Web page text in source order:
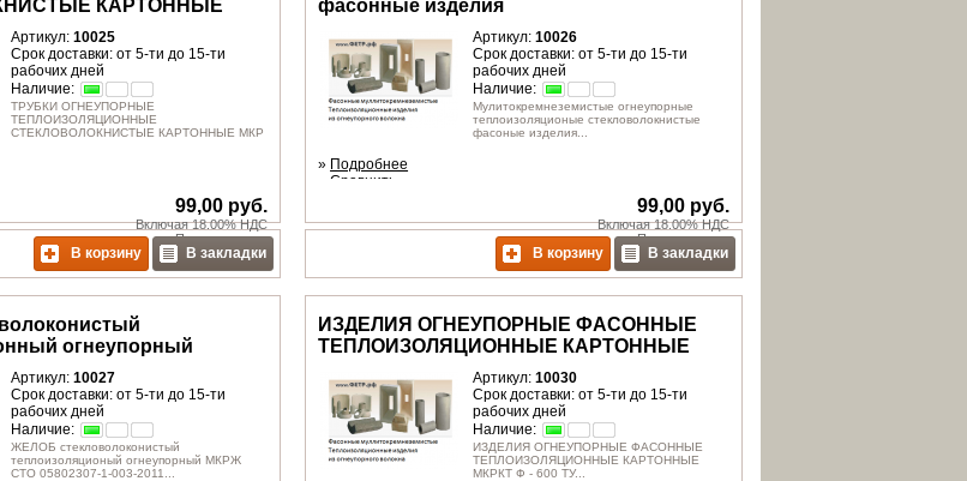
КАРТОННЫЕ
Артикул: 10025
Срок доставки: от 5-ти до 15-ти
рабочих дней
Наличие:
ТРУБКИ ОГНЕУПОРНЫЕ
ТЕПЛОИЗОЛЯЦИОННЫЕ
СТЕКЛОВОЛОКНИСТЫЕ КАРТОННЫЕ МКР
99,00 руб.
Включая 18.00% НДС
Плюсдоставка
В корзину В закладки
фасонные изделия
Артикул:10026
Срок доставки: от 5-ти до 15-ти
рабочих дней
Наличие:
Мулитокремнеземистые огнеупорные
теплоизоляционые стекловолокнистые
фасоные изделия...
» Подробнее
Сравнить
99,00 руб.
Включая 18.00% НДС
Плюсдоставка
В корзину В закладки
огнеупорный
Артикул: 10027
Срок доставки: от 5-ти до 15-ти
рабочих дней
Наличие:
ЖЕЛОБ стекловолоконистый
теплоизоляционый огнеупорный МКРЖ
СТО 05802307-1-003-2011...
ИЗДЕЛИЯ ОГНЕУПОРНЫЕ ФАСОННЫЕ
ТЕПЛОИЗОЛЯЦИОННЫЕ КАРТОННЫЕ
Артикул:10030
Срок доставки: от 5-ти до 15-ти
рабочих дней
Наличие:
ИЗДЕЛИЯ ОГНЕУПОРНЫЕ ФАСОННЫЕ
ТЕПЛОИЗОЛЯЦИОННЫЕ КАРТОННЫЕ
МКРКТ Ф - 600 ТУ...